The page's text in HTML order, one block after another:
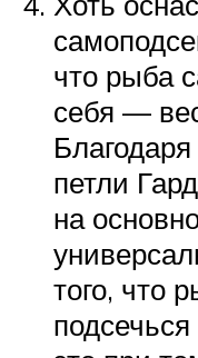
что рыба
себя —
петли
на
того, что